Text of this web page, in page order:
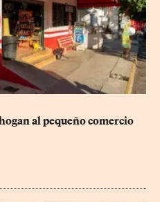
al pequeño comercio